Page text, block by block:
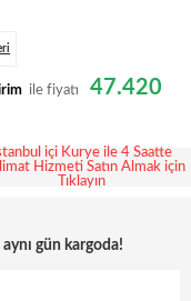
ile fiyatı
47.420
içi Kurye ile 4 Saatte
Hizmeti Satın Almak için
Tıklayın
aynı gün kargoda!